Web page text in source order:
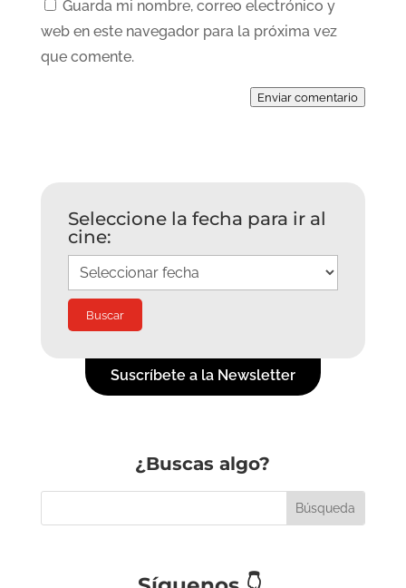
Guarda mi nombre, correo electrónico y
web en este navegador para la próxima vez
que comente.
Enviar comentario
Seleccione la fecha para ir al
cine:
Suscríbete a la Newsletter
¿Buscas algo?